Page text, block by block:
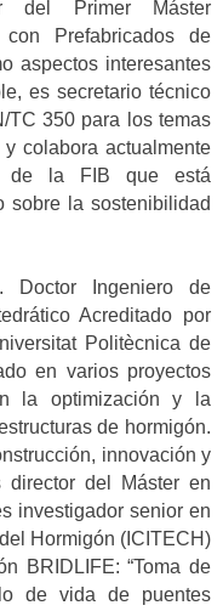
del Primer Máster
con Prefabricados de
aspectos interesantes
es secretario técnico
TC 350 para los temas
colabora actualmente
de la FIB que está
sobre la sostenibilidad
Doctor Ingeniero de
Acreditado por
Politècnica de
en varios proyectos
la optimización y la
de hormigón.
innovación y
del Máster en
investigador senior en
Hormigón (ICITECH)
BRIDLIFE: “Toma de
de vida de puentes